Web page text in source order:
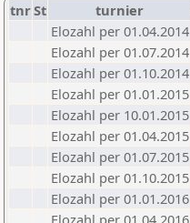
tnrSt turnier
Elozahl per 01.04.2014
Elozahl per 01.07.2014
Elozahl per 01.10.2014
Elozahl per 01.01.2015
Elozahl per 10.01.2015
Elozahl per 01.04.2015
Elozahl per 01.07.2015
Elozahl per 01.10.2015
Elozahl per 01.01.2016
Elozahl per 01.04.2016